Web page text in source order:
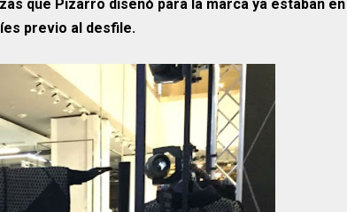
que Pizarro diseñó para la marca ya estaban en
previo al desfile.